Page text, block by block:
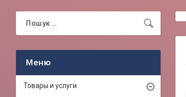
Товары и услуги